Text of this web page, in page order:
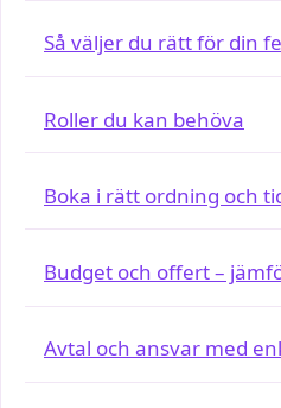
Så väljer du rätt för din
Roller du kan behöva
Boka i rätt ordning och
Budget och offert –
Avtal och ansvar med